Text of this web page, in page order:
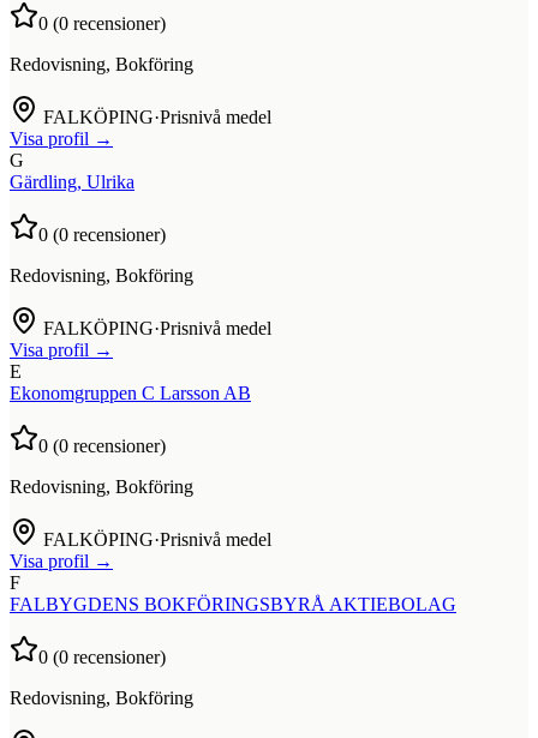
0 (0 recensioner)
Redovisning, Bokföring
FALKÖPING·Prisnivå medel
Visa profil →
G
Gärdling, Ulrika
0 (0 recensioner)
Redovisning, Bokföring
FALKÖPING·Prisnivå medel
Visa profil →
E
Ekonomgruppen C Larsson AB
0 (0 recensioner)
Redovisning, Bokföring
FALKÖPING·Prisnivå medel
Visa profil →
F
FALBYGDENS BOKFÖRINGSBYRÅ AKTIEBOLAG
0 (0 recensioner)
Redovisning, Bokföring